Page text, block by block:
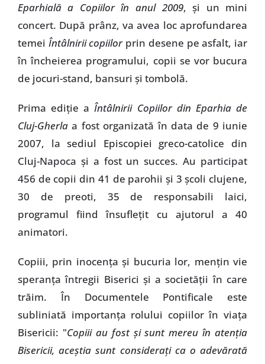
Eparhială a Copiilor în anul 2009, şi un mini
concert. După prânz, va avea loc aprofundarea
temei Întâlnirii copiilorprin desene pe asfalt, iar
în încheierea programului, copii se vor bucura
de jocuri-stand, bansuri şi tombolă.
Prima ediţie aÎntâlnirii Copiilor din Eparhia de
Cluj-Gherlaa fost organizată în data de 9 iunie
2007, la sediul Episcopiei greco-catolice din
Cluj-Napoca şi a fost un succes. Au participat
456 de copii din 41 de parohii şi 3 şcoli clujene,
30 de preoti, 35 de responsabili laici,
programul fiind însufleţit cu ajutorul a 40
animatori.
Copiii, prin inocenţa şi bucuria lor, menţin vie
speranţa întregii Biserici şi a societăţii în care
trăim. În Documentele Pontificale este
subliniată importanţa rolului copiilor în viaţa
Bisericii: "Copiii au fost şi sunt mereu în atenţia
Bisericii, aceştia sunt consideraţi ca o adevărată